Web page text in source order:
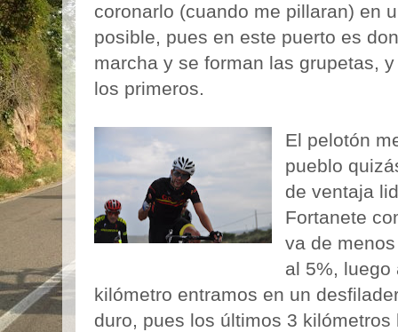
coronarlo (cuando me pillaran) en
posible, pues en este puerto es
marcha y se forman las grupetas,
los primeros.
El pelotón
pueblo
de ventaja
Fortanete
va de
al 5%, luego
kilómetro entramos en un
duro, pues los últimos 3